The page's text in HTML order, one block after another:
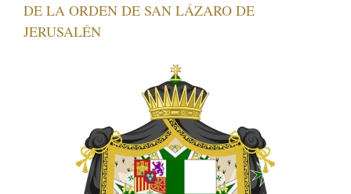
DE LA ORDEN DE SAN LÁZARO DE
JERUSALÉN